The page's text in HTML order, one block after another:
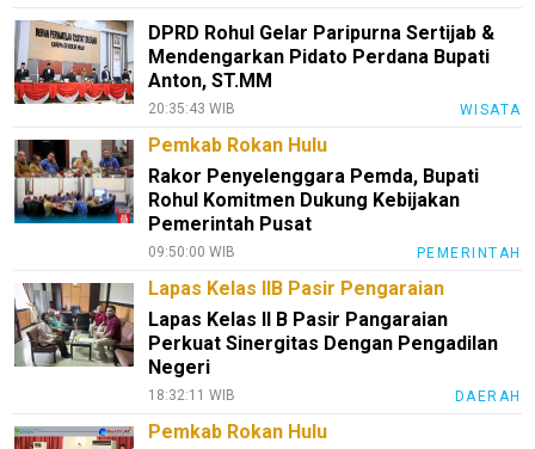
DPRD Rohul Gelar Paripurna Sertijab &
Mendengarkan Pidato Perdana Bupati
Anton, ST.MM
20:35:43 WIB WISATA
Pemkab Rokan Hulu
Rakor Penyelenggara Pemda, Bupati
Rohul Komitmen Dukung Kebijakan
Pemerintah Pusat
09:50:00 WIB PEMERINTAH
Lapas Kelas IIB Pasir Pengaraian
Lapas Kelas II B Pasir Pangaraian
Perkuat Sinergitas Dengan Pengadilan
Negeri
18:32:11 WIB DAERAH
Pemkab Rokan Hulu